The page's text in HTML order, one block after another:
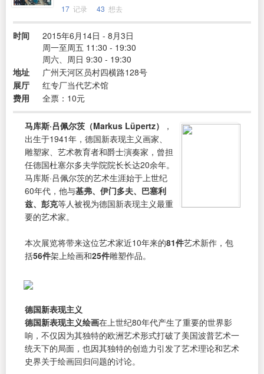
17 记录 43 想去
时间
2015年6月14日 - 8月3日
周一至周五 11:30 - 19:30
周六、周日 9:30 - 19:30
地址
广州天河区员村四横路128号
展厅
红专厂当代艺术馆
费用
全票：10元
马库斯·吕佩尔茨（Markus Lüpertz）
，
出生于1941年，德国新表现主义画家、
雕塑家、艺术教育者和爵士演奏家，曾担
任德国杜塞尔多夫学院院长长达20余年。
马库斯·吕佩尔茨的艺术生涯始于上世纪
60年代，他与基弗、伊门多夫、巴塞利
兹、彭克等人被视为德国新表现主义最重
要的艺术家。
本次展览将带来这位艺术家近10年来的81件艺术新作，包
括56件架上绘画和25件雕塑作品。
德国新表现主义
德国新表现主义绘画在上世纪80年代产生了重要的世界影
响，不仅因为其独特的欧洲艺术形式打破了美国波普艺术一
统天下的局面，也因其独特的创造力引发了艺术理论和艺术
史界关于绘画回归问题的讨论。